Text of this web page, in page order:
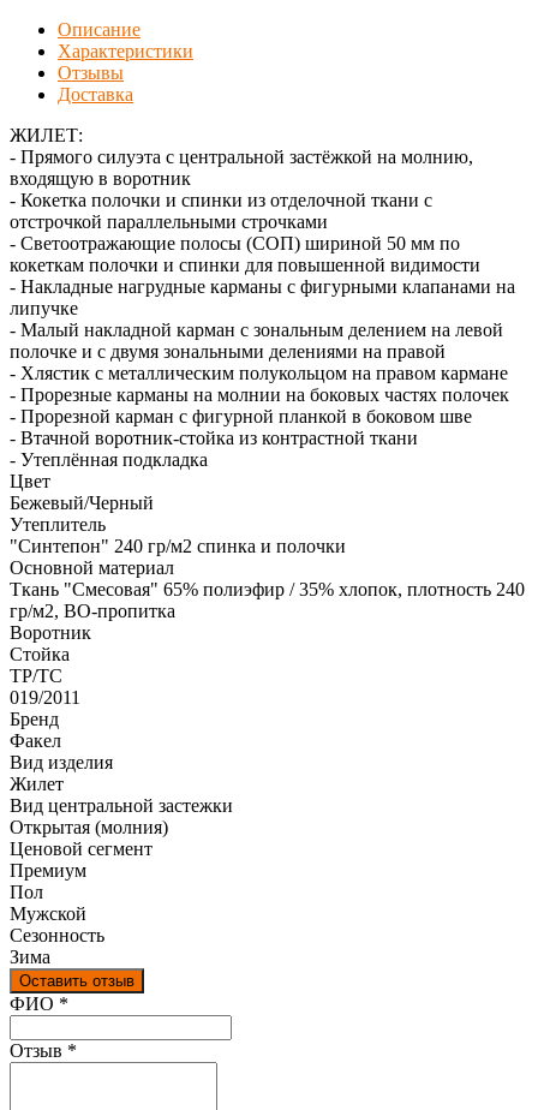
Описание
Характеристики
Отзывы
Доставка
ЖИЛЕТ:
- Прямого силуэта с центральной застёжкой на молнию,
входящую в воротник
- Кокетка полочки и спинки из отделочной ткани с
отстрочкой параллельными строчками
- Светоотражающие полосы (СОП) шириной 50 мм по
кокеткам полочки и спинки для повышенной видимости
- Накладные нагрудные карманы с фигурными клапанами на
липучке
- Малый накладной карман с зональным делением на левой
полочке и с двумя зональными делениями на правой
- Хлястик с металлическим полукольцом на правом кармане
- Прорезные карманы на молнии на боковых частях полочек
- Прорезной карман с фигурной планкой в боковом шве
- Втачной воротник-стойка из контрастной ткани
- Утеплённая подкладка
Цвет
Бежевый/Черный
Утеплитель
"Синтепон" 240 гр/м2 спинка и полочки
Основной материал
Ткань "Смесовая" 65% полиэфир / 35% хлопок, плотность 240
гр/м2, ВО-пропитка
Воротник
Стойка
ТР/ТС
019/2011
Бренд
Факел
Вид изделия
Жилет
Вид центральной застежки
Открытая (молния)
Ценовой сегмент
Премиум
Пол
Мужской
Сезонность
Зима
Оставить отзыв
Ваш отзыв был отправлен!
ФИО *
Отзыв *